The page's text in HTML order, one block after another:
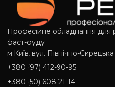
Професійне обладнання для
фаст-фуду
м.Київ, вул. Північно-Сирецька
+380 (97) 412-90-95
+380 (50) 608-21-14